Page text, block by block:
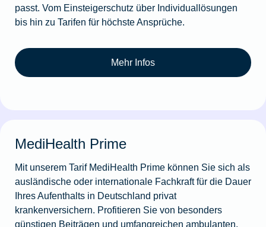
passt. Vom Einsteigerschutz über Individuallösungen
bis hin zu Tarifen für höchste Ansprüche.
Mehr Infos
MediHealth Prime
Mit unserem Tarif MediHealth Prime können Sie sich als
ausländische oder internationale Fachkraft für die Dauer
Ihres Aufenthalts in Deutschland privat
krankenversichern. Profitieren Sie von besonders
günstigen Beiträgen und umfangreichen ambulanten,